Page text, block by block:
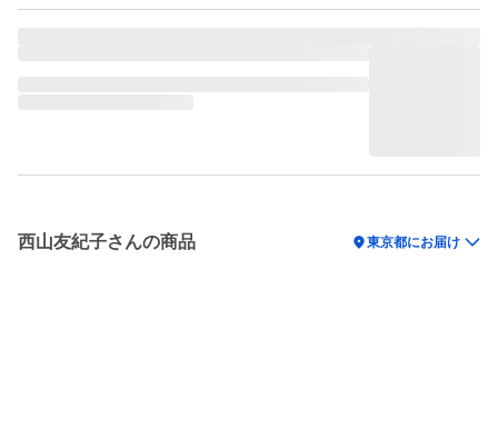
西山友紀子さんの商品 location_on東京都にお届け